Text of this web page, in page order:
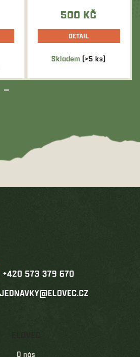
Průměrné
produktu
hvězdiček.
Skladem(>5 ks)
500 KČ
DETAIL
+420 573 379 670
O nás